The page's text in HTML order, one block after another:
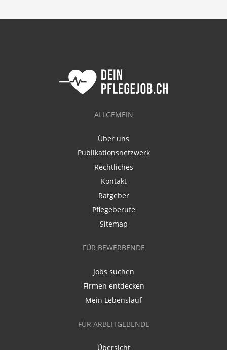
ALLGEMEIN
Über uns
Publikationsnetzwerk
Rechtliches
Kontakt
Ratgeber
Pflegeberufe
Sitemap
FÜR BEWERBENDE
Jobs suchen
Firmen entdecken
Mein Lebenslauf
FÜR ARBEITGEBENDE
Übersicht